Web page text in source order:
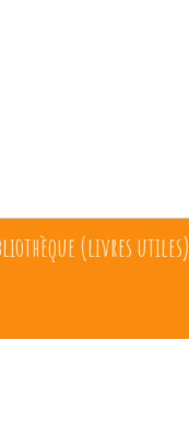
(livres utiles)